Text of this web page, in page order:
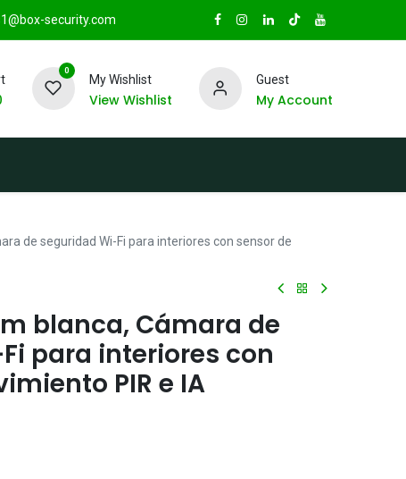
security.com
0
My Wishlist
View Wishlist
Guest
My Account
de seguridad Wi-Fi para interiores con sensor de
blanca, Cámara de
para interiores con
PIR e IA